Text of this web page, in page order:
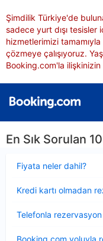
Şimdilik Türkiye'de
sadece yurt dışı
hizmetlerimizi
çözmeye çalışıyoruz.
Booking.com'la ilişkinizin
En Sık Sorulan
Fiyata neler dahil?
Kredi kartı olmadan
Telefonla
Booking.com yoluyla